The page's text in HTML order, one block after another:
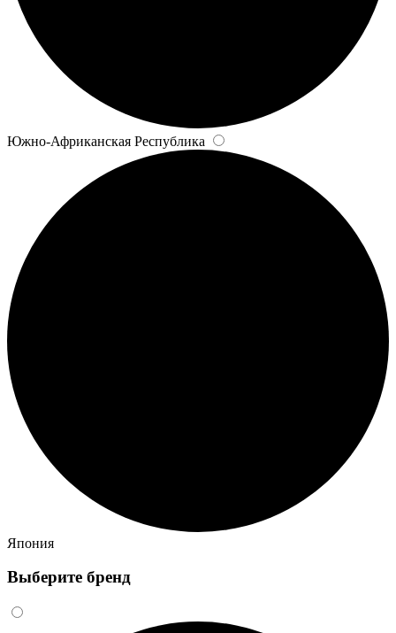
Южно-Африканская Республика
Япония
Выберите бренд